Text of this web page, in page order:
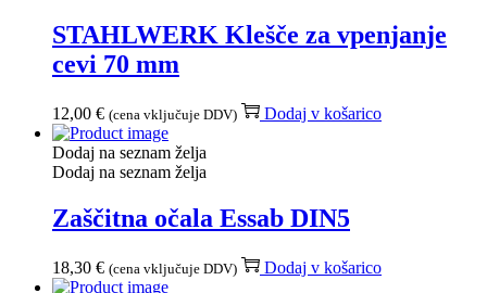
STAHLWERK Klešče za vpenjanje
cevi 70 mm
12,00 € (cena vključuje DDV) Dodaj v košarico
Dodaj na seznam želja
Dodaj na seznam želja
Zaščitna očala Essab DIN5
18,30 € (cena vključuje DDV) Dodaj v košarico